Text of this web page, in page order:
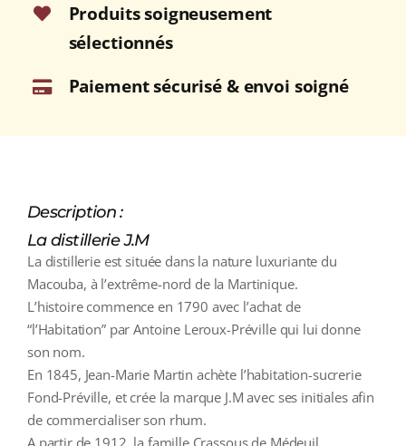
Produits soigneusement
sélectionnés
Paiement sécurisé & envoi soigné
Description :
La distillerie J.M
La distillerie est située dans la nature luxuriante du
Macouba, à l’extrême-nord de la Martinique.
L’histoire commence en 1790 avec l’achat de
“l’Habitation” par Antoine Leroux-Préville qui lui donne
son nom.
En 1845, Jean-Marie Martin achète l’habitation-sucrerie
Fond-Préville, et crée la marque J.M avec ses initiales afin
de commercialiser son rhum.